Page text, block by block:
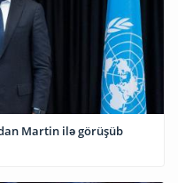
Martin ilə görüşüb